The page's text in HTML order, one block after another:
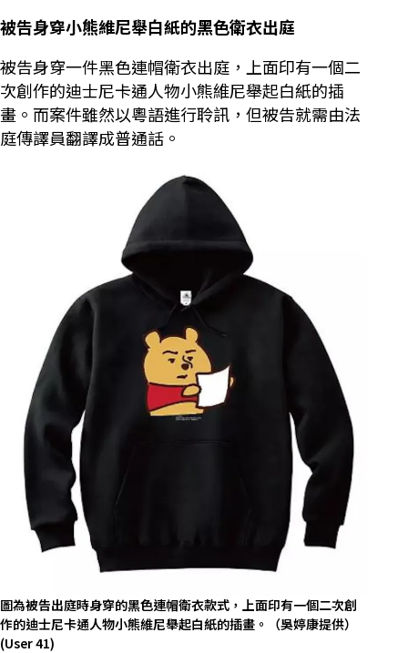
被告身穿小熊維尼舉白紙的黑色衛衣出庭
被告身穿一件黑色連帽衛衣出庭，上面印有一個二
次創作的迪士尼卡通人物小熊維尼舉起白紙的插
畫。而案件雖然以粵語進行聆訊，但被告就需由法
庭傳譯員翻譯成普通話。
圖為被告出庭時身穿的黑色連帽衛衣款式，上面印有一個二次創
作的迪士尼卡通人物小熊維尼舉起白紙的插畫。（吳婷康提供）
(User 41)